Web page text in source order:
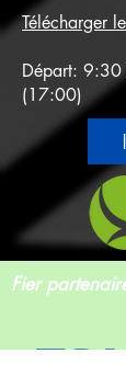
Télécharger
Départ: 9:30
(17:00)
Fier